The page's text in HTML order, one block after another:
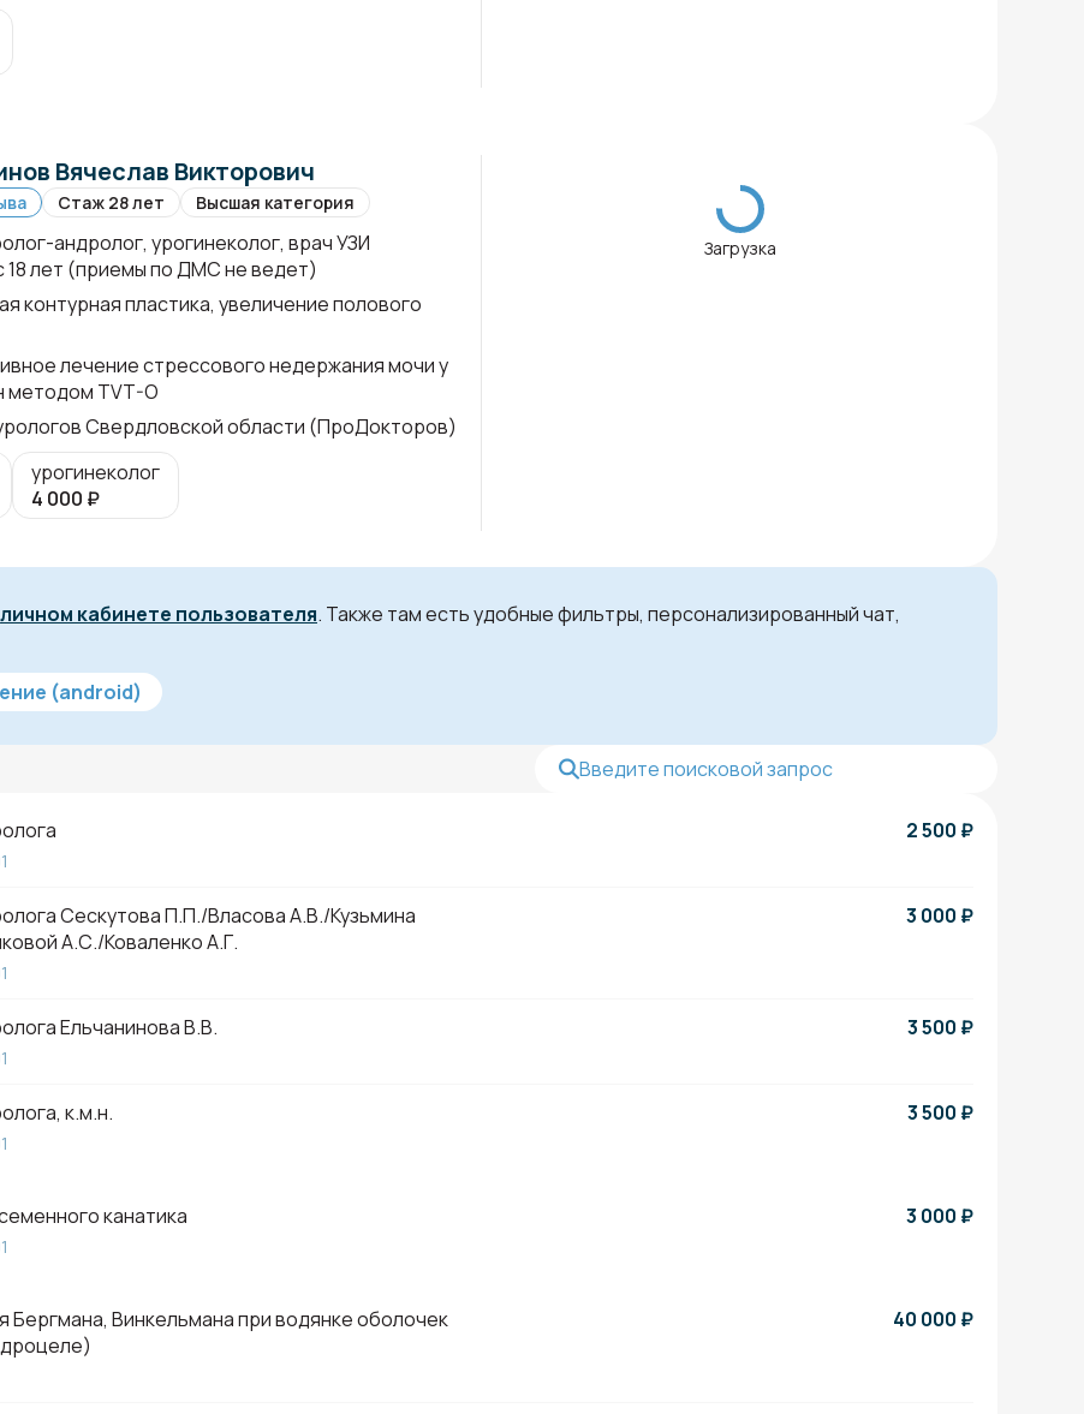
Вячеслав Викторович
Стаж 28 лет Высшая категория
андролог, урогинеколог, врач УЗИ
18 лет (приемы по ДМС не ведет)
контурная пластика, увеличение полового
лечение стрессового недержания мочи у
методом TVT-O
Свердловской области (ПроДокторов)
урогинеколог
4 000 ₽
Загрузка
личном кабинете пользователя. Также там есть удобные фильтры, персонализированный чат,
(android)
2 500 ₽
Сескутова П.П./Власова А.В./Кузьмина
А.С./Коваленко А.Г.
3 000 ₽
Ельчанинова В.В. 3 500 ₽
к.м.н. 3 500 ₽
канатика 3 000 ₽
Бергмана, Винкельмана при водянке оболочек
40 000 ₽